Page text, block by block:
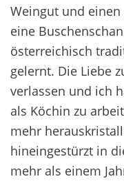
Weingut und einen
eine
österreichisch
gelernt. Die Liebe
verlassen und ich
als Köchin zu
mehr
hineingestürzt in
mehr als einem